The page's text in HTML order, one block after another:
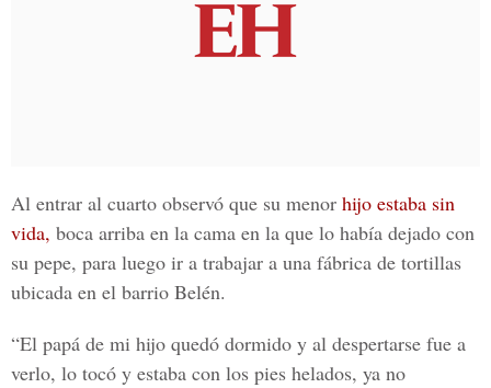
Al entrar al cuarto observó que su menor hijo estaba sin
vida, boca arriba en la cama en la que lo había dejado con
su pepe, para luego ir a trabajar a una fábrica de tortillas
ubicada en el barrio Belén.
“El papá de mi hijo quedó dormido y al despertarse fue a
verlo, lo tocó y estaba con los pies helados, ya no